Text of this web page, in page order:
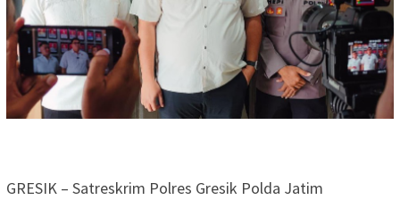
GRESIK – Satreskrim Polres Gresik Polda Jatim